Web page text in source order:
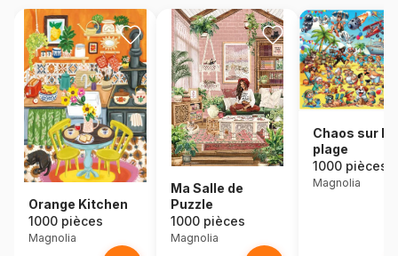
Orange Kitchen
1000 pièces
Magnolia
Ma Salle de
Puzzle
1000 pièces
Magnolia
Chaos sur la
plage
1000 pièces
Magnolia